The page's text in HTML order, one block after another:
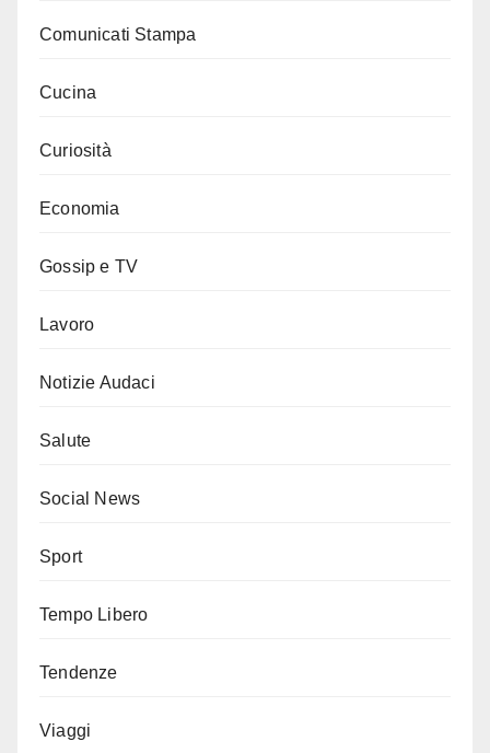
Comunicati Stampa
Cucina
Curiosità
Economia
Gossip e TV
Lavoro
Notizie Audaci
Salute
Social News
Sport
Tempo Libero
Tendenze
Viaggi